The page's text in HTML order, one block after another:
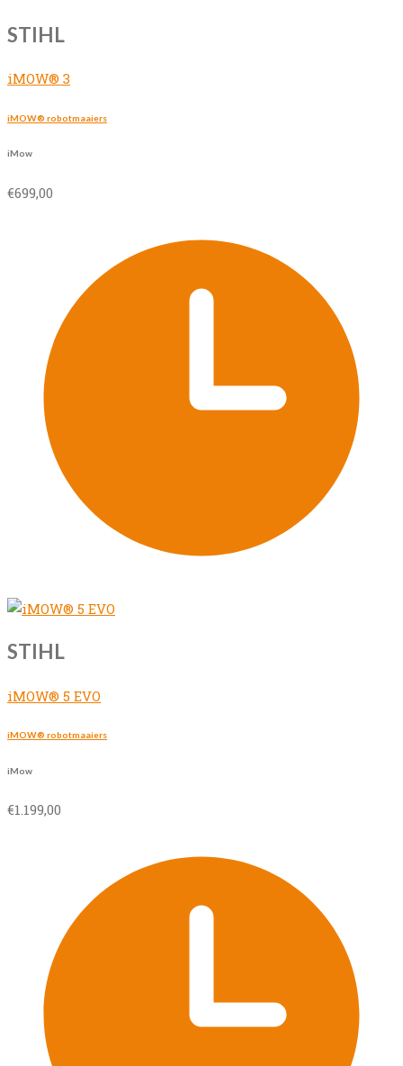
STIHL
iMOW® 3
iMOW® robotmaaiers
iMow
€699,00
STIHL
iMOW® 5 EVO
iMOW® robotmaaiers
iMow
€1.199,00